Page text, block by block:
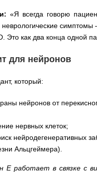
«Я всегда говорю
симптомы
Это как два конца одной
для нейронов
который:
нейронов от
нервных клеток;
нейродегенеративных
Альцгеймера).
Е работает в связке с